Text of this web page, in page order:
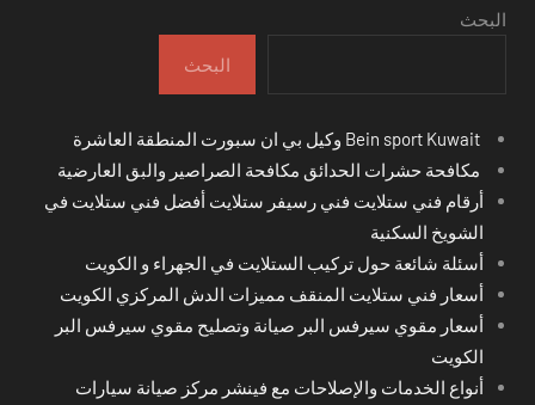
المقالات
البحث
البحث
مكافحة حشرات الحدائق مكافحة الصراصير والبق العارضية
أرقام فني ستلايت فني رسيفر ستلايت أفضل فني ستلايت في
الشويخ السكنية
أسئلة شائعة حول تركيب الستلايت في الجهراء و الكويت
أسعار فني ستلايت المنقف مميزات الدش المركزي الكويت
أسعار مقوي سيرفس البر صيانة وتصليح مقوي سيرفس البر
الكويت
أنواع الخدمات والإصلاحات مع فينشر مركز صيانة سيارات